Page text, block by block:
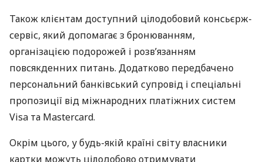
Також клієнтам доступний цілодобовий консьєрж-
сервіс, який допомагає з бронюванням,
організацією подорожей і розв’язанням
повсякденних питань. Додатково передбачено
персональний банківський супровід і спеціальні
пропозиції від міжнародних платіжних систем
Visa та Mastercard.
Окрім цього, у будь-якій країні світу власники
картки можуть цілодобово отримувати